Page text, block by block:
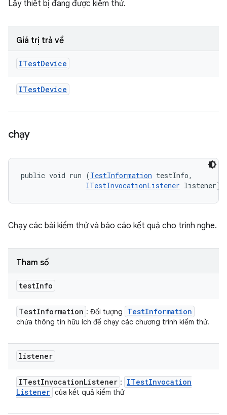
Lấy thiết bị đang được kiểm thử.
Giá trị trả về
ITestDevice
ITestDevice
chạy
public void run (TestInformation testInfo,
ITestInvocationListener listener)
Chạy các bài kiểm thử và báo cáo kết quả cho trình nghe.
Tham số
testInfo
TestInformation : Đối tượng TestInformation
chứa thông tin hữu ích để chạy các chương trình kiểm thử.
listener
ITestInvocationListener : ITestInvocation
Listener của kết quả kiểm thử